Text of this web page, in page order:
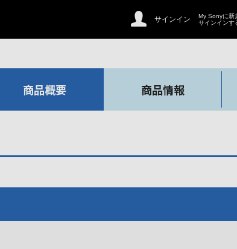
サインイン
My Sonyに新
サインインす
商品概要 商品情報